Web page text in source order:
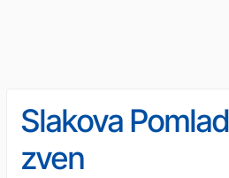
Slakova
zven